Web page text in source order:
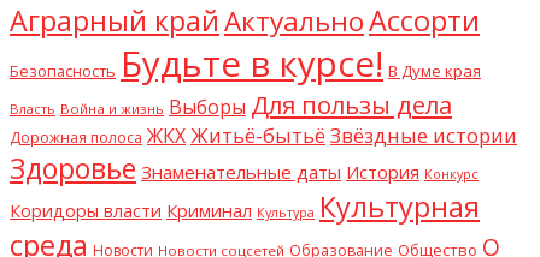
Аграрный крайАктуальноАссорти
Безопасность Будьте в курсе! В Думе края
Власть Война и жизнь Выборы Для пользы дела
Дорожная полоса ЖКХЖитьё-бытьё Звёздные истории
Здоровье Знаменательные даты История Конкурс
Коридоры власти Криминал Культура Культурная
среда Новости Новости соцсетей Образование Общество О